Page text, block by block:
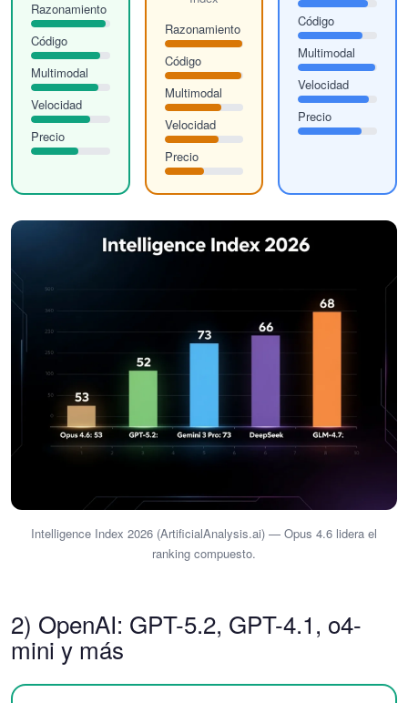
Razonamiento
Código
Multimodal
Velocidad
Precio
Razonamiento
Código
Multimodal
Velocidad
Precio
Código
Multimodal
Velocidad
Precio
Intelligence Index 2026 (ArtificialAnalysis.ai) — Opus 4.6 lidera el
ranking compuesto.
2) OpenAI: GPT-5.2, GPT-4.1, o4-
mini y más